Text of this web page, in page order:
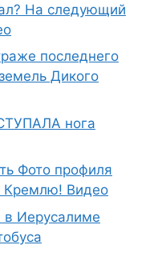
На следующий
последнего
Дикого
нога
Фото профиля
Видео
в Иерусалиме